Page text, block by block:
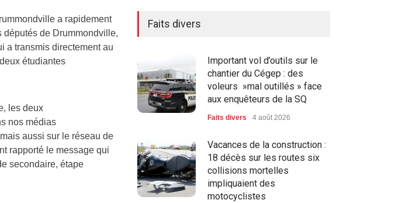
a rapidement
de Drummondville,
a transmis directement au
étudiantes
les deux
nos médias
aussi sur le réseau de
rapporté le message qui
secondaire, étape
Faits divers
Important vol d’outils sur le
chantier du Cégep : des
voleurs »mal outillés » face
aux enquêteurs de la SQ
Faits divers 4 août 2026
Vacances de la construction :
18 décès sur les routes six
collisions mortelles
impliquaient des
motocyclistes